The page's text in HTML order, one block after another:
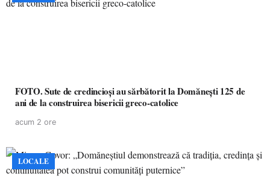
FOTO. Sute de credincioși au sărbătorit la Domănești 125 de
ani de la construirea bisericii greco-catolice
acum 2 ore
LOCALE